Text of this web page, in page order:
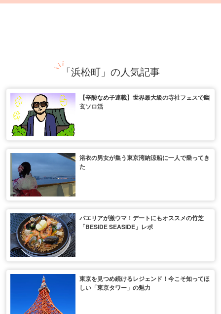
「浜松町」の人気記事
【辛酸なめ子連載】世界最大級の寺社フェスで幽
玄ソロ活
浴衣の男女が集う東京湾納涼船に一人で乗ってき
た
パエリアが激ウマ！デートにもオススメの竹芝
「BESIDE SEASIDE」レポ
東京を見つめ続けるレジェンド！今こそ知ってほ
しい「東京タワー」の魅力